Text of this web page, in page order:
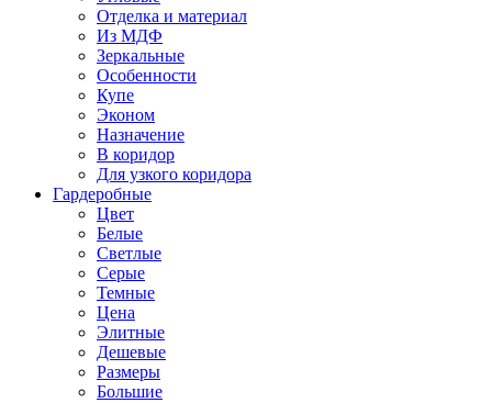
Отделка и материал
Из МДФ
Зеркальные
Особенности
Купе
Эконом
Назначение
В коридор
Для узкого коридора
Гардеробные
Цвет
Белые
Светлые
Серые
Темные
Цена
Элитные
Дешевые
Размеры
Большие